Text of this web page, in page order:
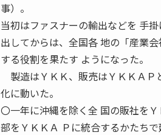
事）。
当初はファスナーの輸出などを 手
出してからは、全国各 地の「産業
する役割を果たす ようになった。
製造はＹＫＫ、販売はＹＫＫＡＰ
化に動いた。
〇一年に沖縄を除く全 国の販社を
部をＹＫＫＡ Ｐに統合するかたち